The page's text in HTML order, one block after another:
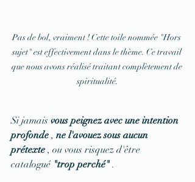
Pas de bol, vraiment ! Cette toile nommée "Hors
sujet" est effectivement dans le thème. Ce travail
que nous avons réalisé traitant complètement de
spiritualité.
Si jamais vous peignez avec une intention
profonde , ne l'avouez sous aucun
prétexte , ou vous risquez d'être
catalogué "trop ​​perché" .